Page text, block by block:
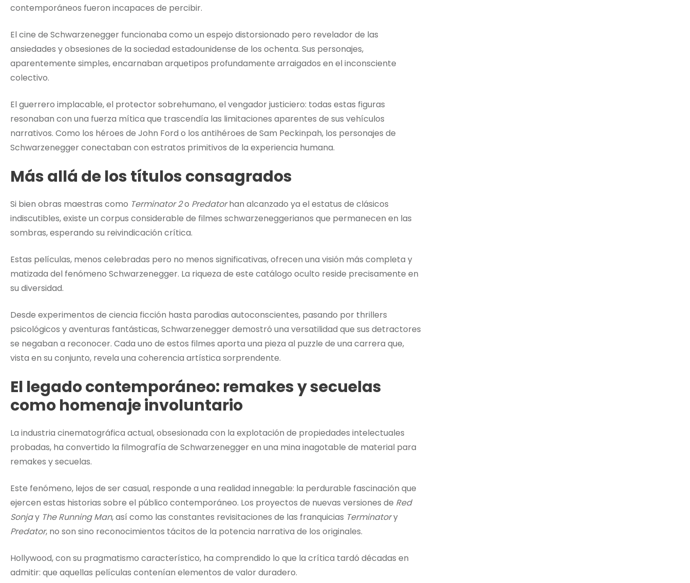
contemporáneos fueron incapaces de percibir.
El cine de Schwarzenegger funcionaba como un espejo distorsionado pero revelador de las
ansiedades y obsesiones de la sociedad estadounidense de los ochenta. Sus personajes,
aparentemente simples, encarnaban arquetipos profundamente arraigados en el inconsciente
colectivo.
El guerrero implacable, el protector sobrehumano, el vengador justiciero: todas estas figuras
resonaban con una fuerza mítica que trascendía las limitaciones aparentes de sus vehículos
narrativos. Como los héroes de John Ford o los antihéroes de Sam Peckinpah, los personajes de
Schwarzenegger conectaban con estratos primitivos de la experiencia humana.
Más allá de los títulos consagrados
Si bien obras maestras como Terminator 2o Predatorhan alcanzado ya el estatus de clásicos
indiscutibles, existe un corpus considerable de filmes schwarzeneggerianos que permanecen en las
sombras, esperando su reivindicación crítica.
Estas películas, menos celebradas pero no menos significativas, ofrecen una visión más completa y
matizada del fenómeno Schwarzenegger. La riqueza de este catálogo oculto reside precisamente en
su diversidad.
Desde experimentos de ciencia ficción hasta parodias autoconscientes, pasando por thrillers
psicológicos y aventuras fantásticas, Schwarzenegger demostró una versatilidad que sus detractores
se negaban a reconocer. Cada uno de estos filmes aporta una pieza al puzzle de una carrera que,
vista en su conjunto, revela una coherencia artística sorprendente.
El legado contemporáneo: remakes y secuelas
como homenaje involuntario
La industria cinematográfica actual, obsesionada con la explotación de propiedades intelectuales
probadas, ha convertido la filmografía de Schwarzenegger en una mina inagotable de material para
remakes y secuelas.
Este fenómeno, lejos de ser casual, responde a una realidad innegable: la perdurable fascinación que
ejercen estas historias sobre el público contemporáneo. Los proyectos de nuevas versiones de Red
Sonjay The Running Man, así como las constantes revisitaciones de las franquicias Terminatory
Predator, no son sino reconocimientos tácitos de la potencia narrativa de los originales.
Hollywood, con su pragmatismo característico, ha comprendido lo que la crítica tardó décadas en
admitir: que aquellas películas contenían elementos de valor duradero.